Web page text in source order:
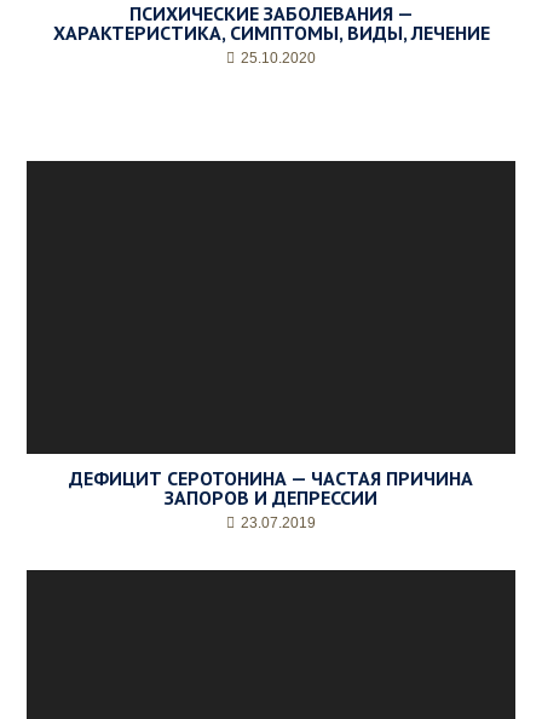
ПСИХИЧЕСКИЕ ЗАБОЛЕВАНИЯ —
ХАРАКТЕРИСТИКА, СИМПТОМЫ, ВИДЫ, ЛЕЧЕНИЕ
25.10.2020
ДЕФИЦИТ СЕРОТОНИНА — ЧАСТАЯ ПРИЧИНА
ЗАПОРОВ И ДЕПРЕССИИ
23.07.2019